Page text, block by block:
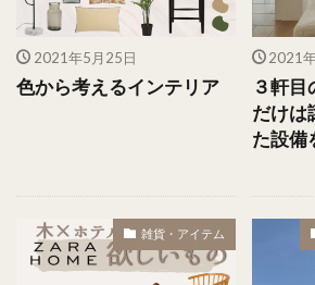
2021年5月25日
色から考えるインテリア
2021
３軒
だけは
た設備
雑貨・アイテム